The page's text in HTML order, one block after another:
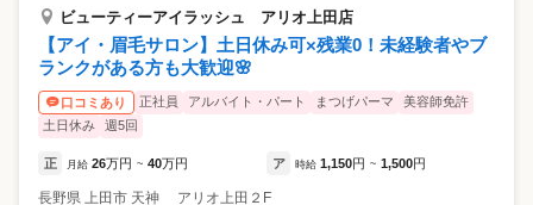
ビューティーアイラッシュ アリオ上田店
【アイ・眉毛サロン】土日休み可×残業0！未経験者やブ
ランクがある方も大歓迎🌸
口コミあり 正社員 アルバイト・パート まつげパーマ
美容師免許
土日休み
週5回
正 月給 26万円 ~ 40万円 ア 時給 1,150円 ~ 1,500円
長野県 上田市 天神 アリオ上田２F